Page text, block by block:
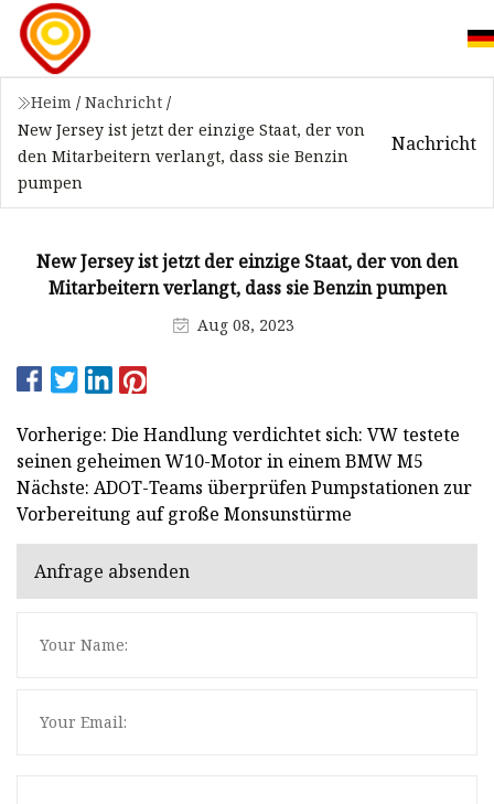
Heim / Nachricht /
New Jersey ist jetzt der einzige Staat, der von
den Mitarbeitern verlangt, dass sie Benzin
pumpen
Nachricht
New Jersey ist jetzt der einzige Staat, der von den
Mitarbeitern verlangt, dass sie Benzin pumpen
Aug 08, 2023
Vorherige: Die Handlung verdichtet sich: VW testete
seinen geheimen W10-Motor in einem BMW M5
Nächste: ADOT-Teams überprüfen Pumpstationen zur
Vorbereitung auf große Monsunstürme
Anfrage absenden